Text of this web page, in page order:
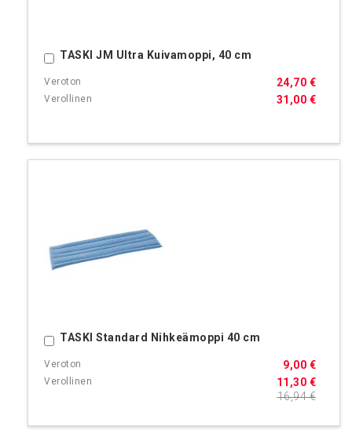
TASKI JM Ultra Kuivamoppi, 40 cm
31,00 €
24,70 €
Ostoskoriin
TASKI Standard Nihkeämoppi 40 cm
11,30 €
9,00 €
16,94 €
Ostoskoriin